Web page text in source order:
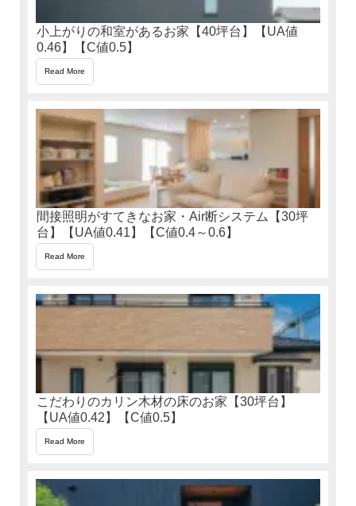
小上がりの和室があるお家【40坪台】【UA値
0.46】【C値0.5】
Read More
間接照明がすてきなお家・Air断システム【30坪
台】【UA値0.41】【C値0.4～0.6】
Read More
こだわりのカリン木材の床のお家【30坪台】
【UA値0.42】【C値0.5】
Read More